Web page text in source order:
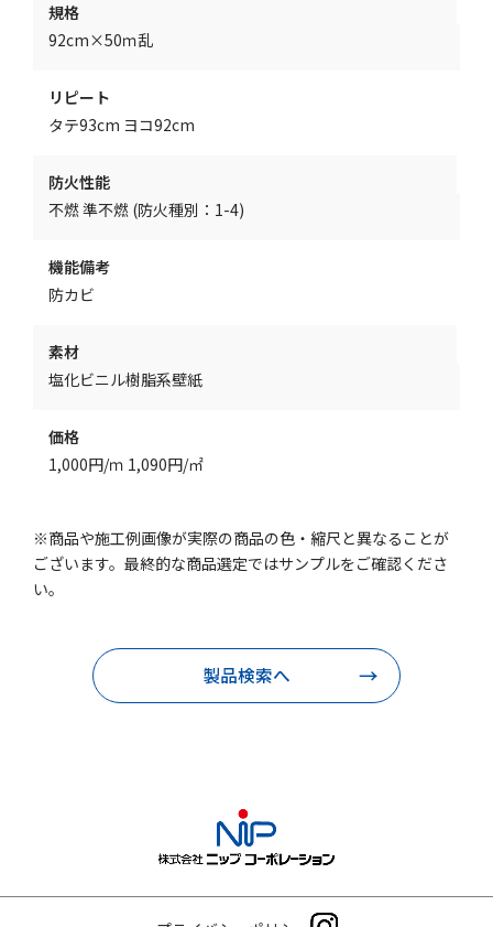
規格
92cm×50ｍ乱
リピート
タテ93cm ヨコ92cm
防火性能
不燃 準不燃 (防火種別：1-4)
機能備考
防カビ
素材
塩化ビニル樹脂系壁紙
価格
1,000円/ｍ 1,090円/㎡
※商品や施工例画像が実際の商品の色・縮尺と異なることが
ございます。最終的な商品選定ではサンプルをご確認くださ
い。
製品検索へ